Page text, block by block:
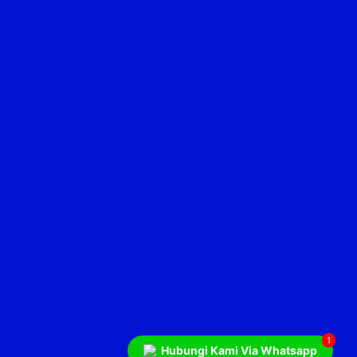
Hubungi Kami Via Whatsapp
1